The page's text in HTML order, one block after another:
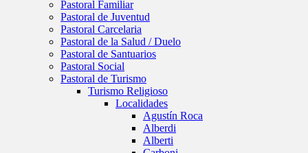
Pastoral Familiar
Pastoral de Juventud
Pastoral Carcelaria
Pastoral de la Salud / Duelo
Pastoral de Santuarios
Pastoral Social
Pastoral de Turismo
Turismo Religioso
Localidades
Agustín Roca
Alberdi
Alberti